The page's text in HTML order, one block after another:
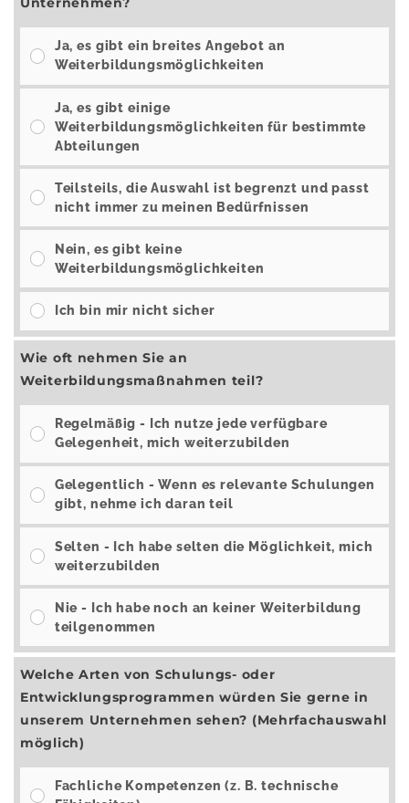
Ja, es gibt ein breites Angebot an
Weiterbildungsmöglichkeiten
Ja, es gibt einige
Weiterbildungsmöglichkeiten für bestimmte
Abteilungen
Teilsteils, die Auswahl ist begrenzt und passt
nicht immer zu meinen Bedürfnissen
Nein, es gibt keine
Weiterbildungsmöglichkeiten
Ich bin mir nicht sicher
Wie oft nehmen Sie an
Weiterbildungsmaßnahmen teil?
Regelmäßig - Ich nutze jede verfügbare
Gelegenheit, mich weiterzubilden
Gelegentlich - Wenn es relevante Schulungen
gibt, nehme ich daran teil
Selten - Ich habe selten die Möglichkeit, mich
weiterzubilden
Nie - Ich habe noch an keiner Weiterbildung
teilgenommen
Welche Arten von Schulungs- oder
Entwicklungsprogrammen würden Sie gerne in
unserem Unternehmen sehen? (Mehrfachauswahl
möglich)
Fachliche Kompetenzen (z. B. technische